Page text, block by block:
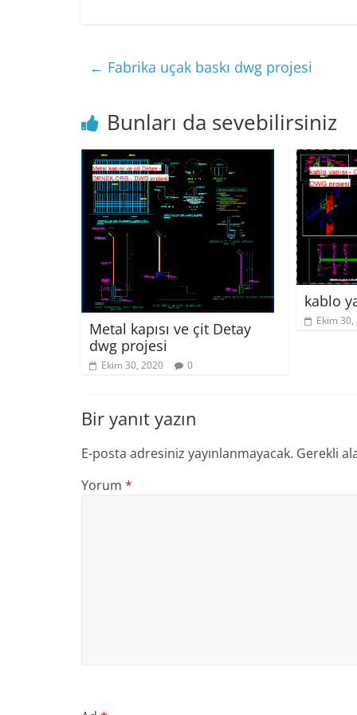
← Fabrika uçak baskı dwg projesi
Bunları da sevebilirsiniz
Metal kapısı ve çit Detay
dwg projesi
Ekim 30, 2020 0
kablo
Ekim
Bir yanıt yazın
E-posta adresiniz yayınlanmayacak. Gerekli
Yorum *